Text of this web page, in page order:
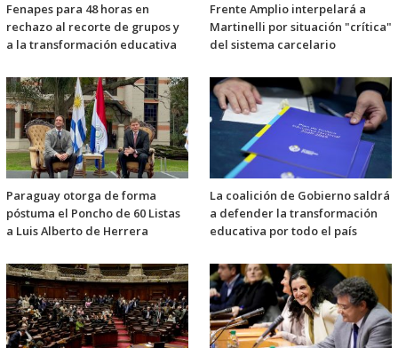
Fenapes para 48 horas en
rechazo al recorte de grupos y
a la transformación educativa
Frente Amplio interpelará a
Martinelli por situación "crítica"
del sistema carcelario
Paraguay otorga de forma
póstuma el Poncho de 60 Listas
a Luis Alberto de Herrera
La coalición de Gobierno saldrá
a defender la transformación
educativa por todo el país